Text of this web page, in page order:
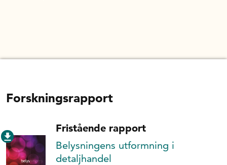
Forskningsrapport
Fristående rapport
Belysningens utformning i
detaljhandel